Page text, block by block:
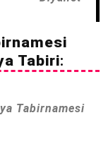
Tabiri:
Tabirnamesi